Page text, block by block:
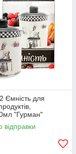
Ємність для
"Гурман"
відправки